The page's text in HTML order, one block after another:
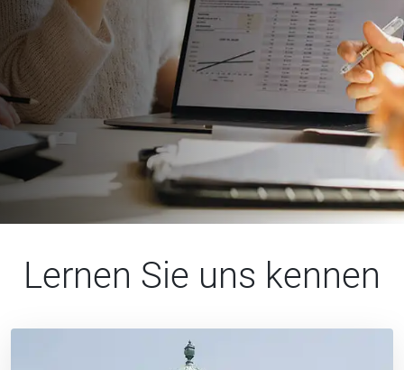
Lernen Sie uns kennen